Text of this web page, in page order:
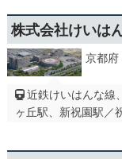
株式会社けいは
京都府
近鉄けいはんな線
ヶ丘駅、新祝園駅／